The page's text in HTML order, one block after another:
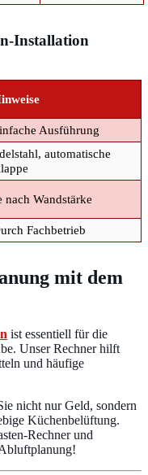
Installation
Ausführung
automatische
nach Wandstärke
Fachbetrieb
mit dem
ist essentiell für die
Unser Rechner hilft
und häufige
nicht nur Geld, sondern
Küchenbelüftung.
Rechner und